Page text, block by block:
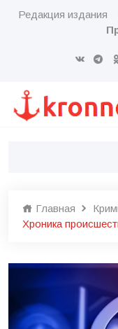
Редакция издания
Главная
Хроника